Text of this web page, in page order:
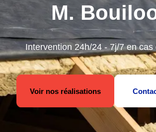
M.
Intervention 24h/24 - 7j/7 en cas
Voir nos réalisations